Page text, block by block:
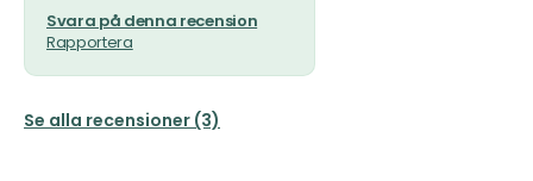
Svara på denna recension
Rapportera
Se alla recensioner (3)